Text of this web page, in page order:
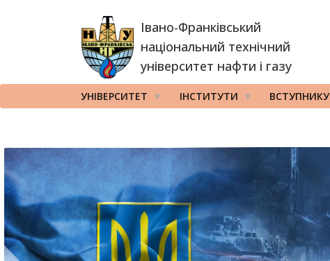
Івано-Франківський
національний технічний
університет нафти і газу
УНІВЕРСИТЕТ ІНСТИТУТИ ВСТУПНИКУ